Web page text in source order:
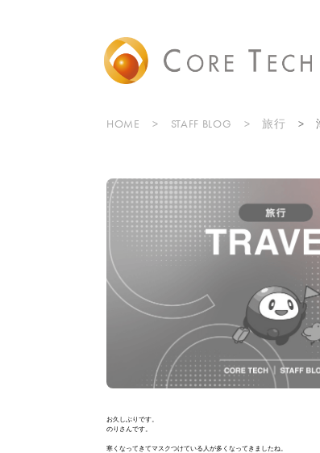
HOME STAFF BLOG 旅行
お久しぶりです。
のりさんです。
寒くなってきてマスクつけている人が多くなってきましたね。